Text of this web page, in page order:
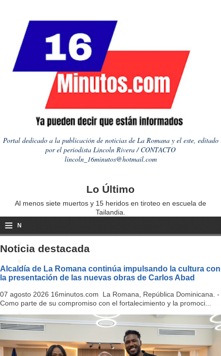
Portal dedicado a la publicación de noticias de La Romana y el este, editado
por el periodista Lincoln Rivera / CONTACTO
lincoln_16minutos@hotmail.com
Lo Último
Al menos siete muertos y 15 heridos en tiroteo en escuela de
Tailandia.
≡ N
a
i
g
a
ti
o
Noticia destacada
Alcaldía de La Romana continúa impulsando la cultura con
la presentación de las nuevas obras de Carlos Abad
07 agosto 2026 16minutos.com La Romana, República Dominicana. -
Como parte de su compromiso con el fortalecimiento y la promoci...